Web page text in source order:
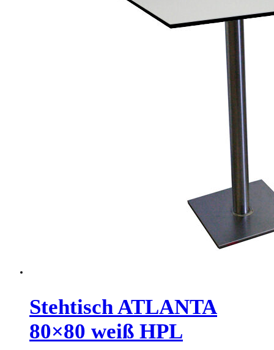
Stehtisch ATLANTA
80×80 weiß HPL